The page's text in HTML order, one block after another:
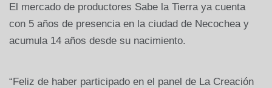
El mercado de productores Sabe la Tierra ya cuenta
con 5 años de presencia en la ciudad de Necochea y
acumula 14 años desde su nacimiento.
“Feliz de haber participado en el panel de La Creación